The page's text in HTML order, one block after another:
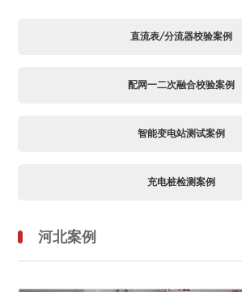
直流表/分流器校验案例
配网一二次融合校验案例
智能变电站测试案例
充电桩检测案例
河北案例